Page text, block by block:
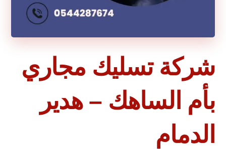
شركة تسليك مجاري
بأم الساهك – هدير
الدمام